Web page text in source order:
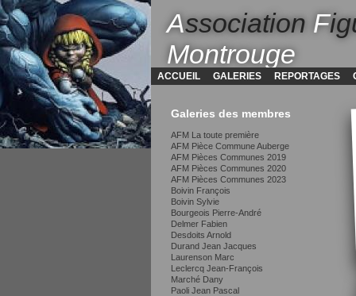
Association F
Montrouge
ACCUEIL GALERIES REPORTAGES
Galeries des membres
AFM La toute première
AFM Pièce Commune Auberge
AFM Pièces Communes 2019
AFM Pièces Communes 2020
AFM Pièces Communes 2023
Boivin François
Boivin Sylvie
Bourgeois Pierre-André
Delmer Fabien
Desdoits Arnold
Durand Jean Jacques
Laurenson Marc
Leclercq Jean-François
Marché Dany
Paoli Jean Pascal